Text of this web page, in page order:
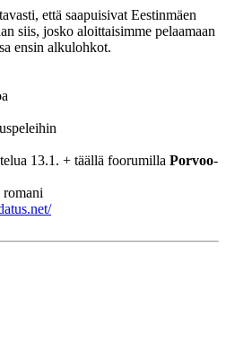
että saapuisivat Eestinmäen
siis, josko aloittaisimme pelaamaan
ensin alkulohkot.
13.1. + täällä foorumilla Porvoo-
romani